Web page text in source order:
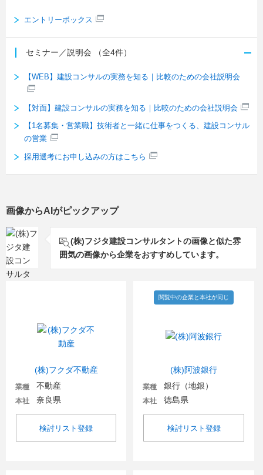
エントリーボックス
セミナー／説明会 （全4件）
【WEB】建設コンサルの実務を知る｜比較のための会社説明会
【対面】建設コンサルの実務を知る｜比較のための会社説明会
【1名募集・営業職】技術者と一緒に仕事をつくる、建設コンサル
の営業
採用選考にお申し込みの方はこちら
画像からAIがピックアップ
(株)フジタ建設コンサルタントの画像と似た雰
囲気の画像から企業をおすすめしています。
(株)フクダ不動産
業種 不動産
本社 奈良県
検討リスト登録
(株)阿波銀行
閲覧中の企業と本社が同じ
業種 銀行（地銀）
本社 徳島県
検討リスト登録